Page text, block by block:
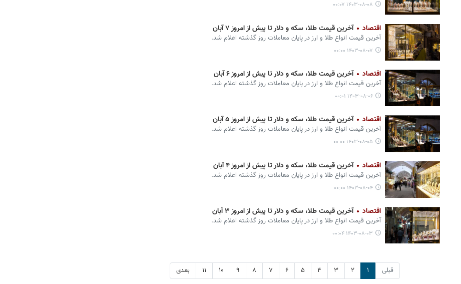
۱۴۰۳-۰۸-۰۸ ۰۰:۰۷
اقتصاد آخرین قیمت طلا، سکه و دلار تا پیش از امروز ۷ آبان
آخرین قیمت انواع طلا و ارز در پایان معاملات روز گذشته اعلام شد.
۱۴۰۳-۰۸-۰۷ ۰۰:۰۰
اقتصاد آخرین قیمت طلا، سکه و دلار تا پیش از امروز ۶ آبان
آخرین قیمت انواع طلا و ارز در پایان معاملات روز گذشته اعلام شد.
۱۴۰۳-۰۸-۰۶ ۰۰:۰۱
اقتصاد آخرین قیمت طلا، سکه و دلار تا پیش از امروز ۵ آبان
آخرین قیمت انواع طلا و ارز در پایان معاملات روز گذشته اعلام شد.
۱۴۰۳-۰۸-۰۵ ۰۰:۰۰
اقتصاد آخرین قیمت طلا، سکه و دلار تا پیش از امروز ۴ آبان
آخرین قیمت انواع طلا و ارز در پایان معاملات روز گذشته اعلام شد.
۱۴۰۳-۰۸-۰۴ ۰۰:۰۰
اقتصاد آخرین قیمت طلا، سکه و دلار تا پیش از امروز ۳ آبان
آخرین قیمت انواع طلا و ارز در پایان معاملات روز گذشته اعلام شد.
۱۴۰۳-۰۸-۰۳ ۰۰:۰۴
قبلی ۱ ۲ ۳ ۴ ۵ ۶ ۷ ۸ ۹ ۱۰ ۱۱ بعدی